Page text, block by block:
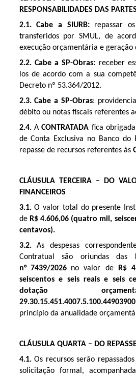
RESPONSABILIDADES DAS PARTES
2.1. Cabe a SIURB: repassar
transferidos por SMUL, de
execução orçamentária e geração
2.2. Cabe a SP-Obras: receber
los de acordo com a sua
Decreto nº 53.364/2012.
2.3. Cabe a SP-Obras:
débito ou notas fiscais referentes
2.4. ACONTRATADA fica
de Conta Exclusiva no Banco
repasse de recursos referentes às
CLÁUSULA TERCEIRA – DO
FINANCEIROS
3.1.O valor total do presente
de R$ 4.606,06 (quatro mil,
centavos).
3.2.
As despesas
Contratual são oriundas das
n° 7439/2026 no valor de R$
seiscentos e seis reais e seis
dotação
princípio da anualidade
CLÁUSULA QUARTA – DO
4.1.Os recursos serão
solicitação formal,